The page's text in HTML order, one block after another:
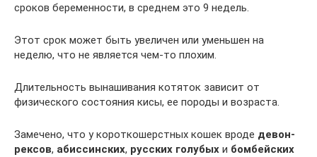
сроков беременности, в среднем это 9 недель.
Этот срок может быть увеличен или уменьшен на
неделю, что не является чем-то плохим.
Длительность вынашивания котяток зависит от
физического состояния кисы, ее породы и возраста.
Замечено, что у короткошерстных кошек вроде девон-
рексов, абиссинских, русских голубых и бомбейских